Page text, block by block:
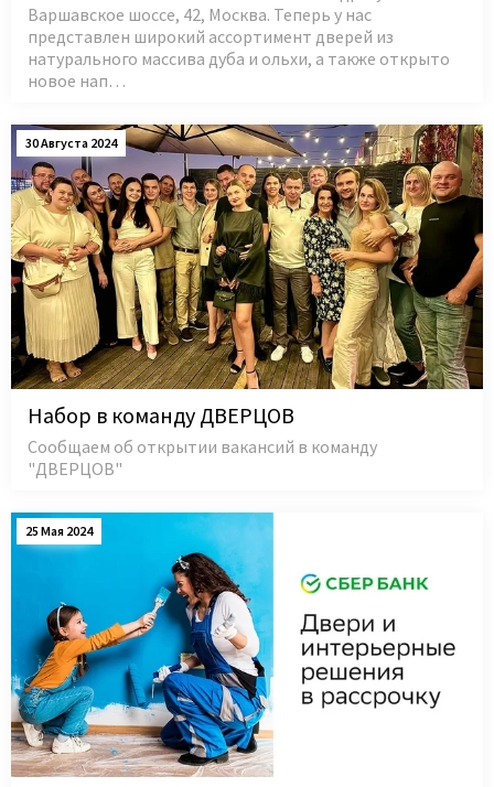
Варшавское шоссе, 42, Москва. Теперь у нас
представлен широкий ассортимент дверей из
натурального массива дуба и ольхи, а также открыто
новое нап…
30 Августа 2024
Набор в команду ДВЕРЦОВ
Сообщаем об открытии вакансий в команду
"ДВЕРЦОВ"
25 Мая 2024